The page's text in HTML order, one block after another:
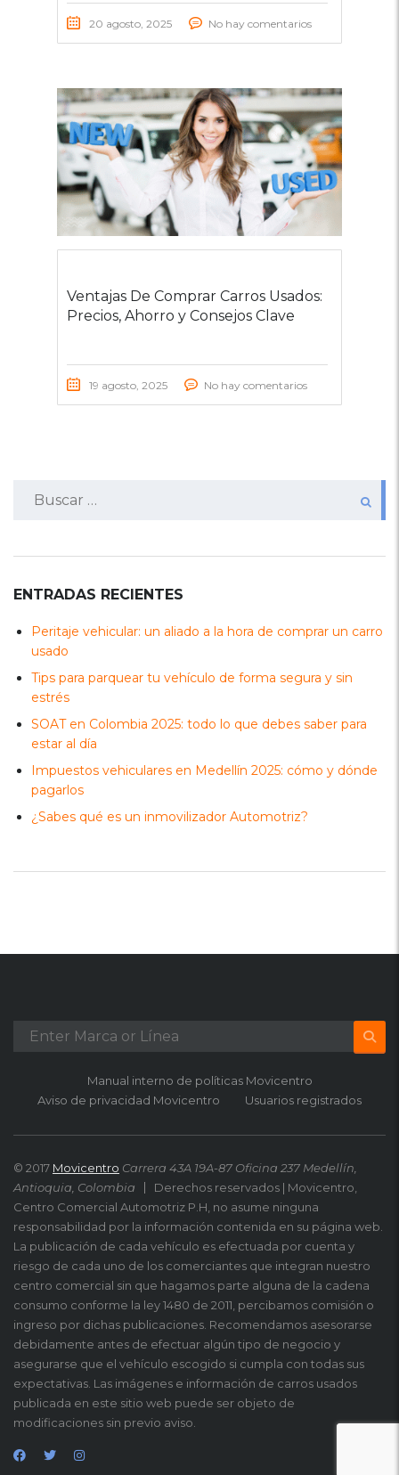
20 agosto, 2025 No hay comentarios
Ventajas De Comprar Carros Usados:
Precios, Ahorro y Consejos Clave
19 agosto, 2025 No hay comentarios
ENTRADAS RECIENTES
Peritaje vehicular: un aliado a la hora de comprar un carro
usado
Tips para parquear tu vehículo de forma segura y sin
estrés
SOAT en Colombia 2025: todo lo que debes saber para
estar al día
Impuestos vehiculares en Medellín 2025: cómo y dónde
pagarlos
¿Sabes qué es un inmovilizador Automotriz?
Manual interno de políticas Movicentro
Aviso de privacidad Movicentro
Usuarios registrados
© 2017 Movicentro Carrera 43A 19A-87 Oficina 237 Medellín,
Antioquia, Colombia
Derechos reservados | Movicentro,
Centro Comercial Automotriz P.H, no asume ninguna
responsabilidad por la información contenida en su página web.
La publicación de cada vehículo es efectuada por cuenta y
riesgo de cada uno de los comerciantes que integran nuestro
centro comercial sin que hagamos parte alguna de la cadena
consumo conforme la ley 1480 de 2011, percibamos comisión o
ingreso por dichas publicaciones. Recomendamos asesorarse
debidamente antes de efectuar algún tipo de negocio y
asegurarse que el vehículo escogido si cumpla con todas sus
expectativas. Las imágenes e información de carros usados
publicada en este sitio web puede ser objeto de
modificaciones sin previo aviso.